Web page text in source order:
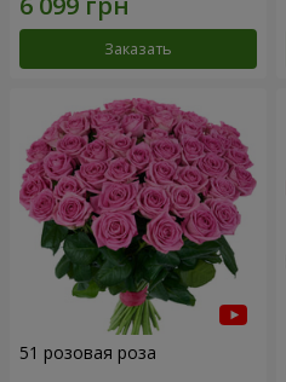
Заказать
51 розовая роза